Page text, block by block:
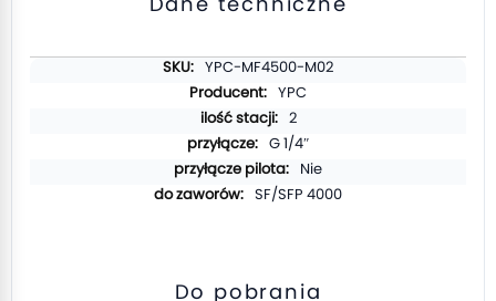
YPC-MF4500-M02
YPC
2
G 1/4″
Nie
SF/SFP 4000
Do pobrania